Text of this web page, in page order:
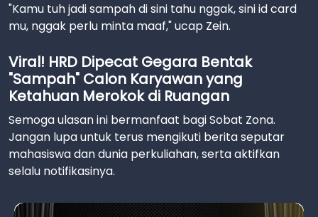
"Kamu tuh jadi sampah di sini tahu nggak, sini id card
mu, nggak perlu minta maaf," ucap Zein.
Viral! HRD Dipecat Gegara Bentak
"Sampah" Calon Karyawan yang
Ketahuan Merokok di Ruangan
Semoga ulasan ini bermanfaat bagi Sobat Zona.
Jangan lupa untuk terus mengikuti berita seputar
mahasiswa dan dunia perkuliahan, serta aktifkan
selalu notifikasinya.